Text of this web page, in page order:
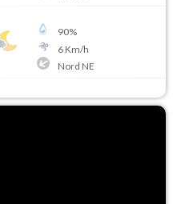
90%
6Km/h
Nord NE